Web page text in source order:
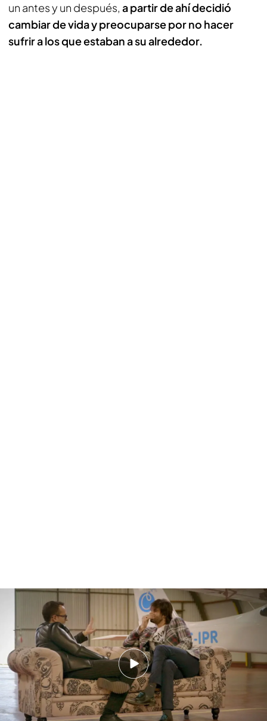
un antes y un después, a partir de ahí decidió
cambiar de vida y preocuparse por no hacer
sufrir a los que estaban a su alrededor.
"Cada disco es el reflejo del momento de la vida
que está atravesando el artista, en mis tres
primeros discos se notaba en qué punto
estaba",ha afirmado Melendi. El cantante ha
confesado que con 17 años comenzó a tomar
cocaína y que se considera adicto a las drogas, en
su vida ha tomado cocaína, alcohol e incluso